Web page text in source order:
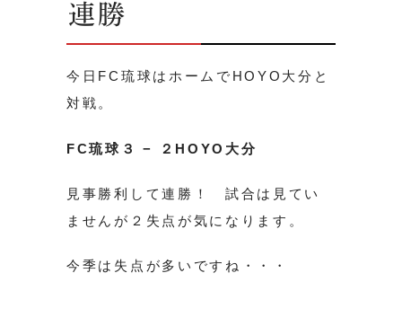
連勝
今日FC琉球はホームでHOYO大分と
対戦。
FC琉球３ − ２HOYO大分
見事勝利して連勝！ 試合は見てい
ませんが２失点が気になります。
今季は失点が多いですね・・・